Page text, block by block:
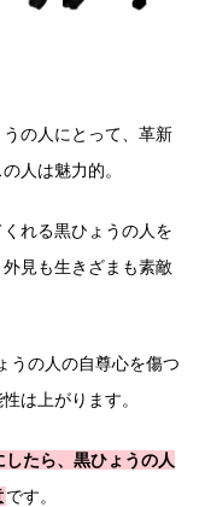
の人にとって、革新
人は魅力的。
れる黒ひょうの人を
見も生きざまも素敵
うの人の自尊心を傷つ
は上がります。
たら、黒ひょうの人
です。